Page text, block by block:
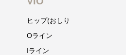
ヒップ(おしり
Oライン
Iライン